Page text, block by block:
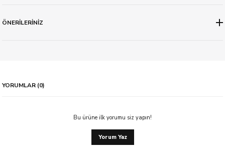
ÖNERİLERİNİZ
YORUMLAR (0)
Bu ürüne ilk yorumu siz yapın!
Yorum Yaz